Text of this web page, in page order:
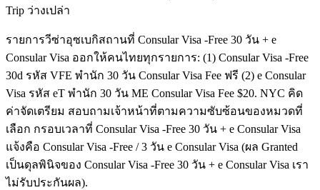
Trip ว่างเปล่า
รายการวีซ่าอุซเบกิสถานที่ Consular Visa -Free 30 วัน + e
Consular Visa ออกให้คนไทยทุกรายการ: (1) Consular Visa -Free
30d รหัส VFE พำนัก 30 วัน Consular Visa Fee ฟรี (2) e Consular
Visa รหัส eT พำนัก 30 วัน ME Consular Visa Fee $20. NYC คิด
ค่าจัดเตรียม สอบถามเจ้าหน้าที่ตามความซับซ้อนของหมวดที่
เลือก กรอบเวลาที่ Consular Visa -Free 30 วัน + e Consular Visa
แจ้งคือ Consular Visa -Free / 3 วัน e Consular Visa (ผล Granted
เป็นดุลพินิจของ Consular Visa -Free 30 วัน + e Consular Visa เรา
ไม่รับประกันผล).